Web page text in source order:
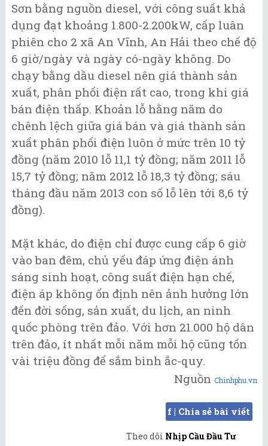
Sơn bằng nguồn diesel, với công suất khả
dụng đạt khoảng 1.800-2.200kW, cấp luân
phiên cho 2 xã An Vĩnh, An Hải theo chế độ
6 giờ/ngày và ngày có-ngày không. Do
chạy bằng dầu diesel nên giá thành sản
xuất, phân phối điện rất cao, trong khi giá
bán điện thấp. Khoản lỗ hằng năm do
chênh lệch giữa giá bán và giá thành sản
xuất phân phối điện luôn ở mức trên 10 tỷ
đồng (năm 2010 lỗ 11,1 tỷ đồng; năm 2011 lỗ
15,7 tỷ đồng; năm 2012 lỗ 18,3 tỷ đồng; sáu
tháng đầu năm 2013 con số lỗ lên tới 8,6 tỷ
đồng).
Mặt khác, do điện chỉ được cung cấp 6 giờ
vào ban đêm, chủ yếu đáp ứng điện ánh
sáng sinh hoạt, công suất điện hạn chế,
điện áp không ổn định nên ảnh hưởng lớn
đến đời sống, sản xuất, du lịch, an ninh
quốc phòng trên đảo. Với hơn 21.000 hộ dân
trên đảo, ít nhất mỗi năm mỗi hộ cũng tốn
vài triệu đồng để sắm bình ắc-quy.
Nguồn Chinhphu.vn
f | Chia sẻ bài viết
Theo dõi Nhịp Cầu Đầu Tư